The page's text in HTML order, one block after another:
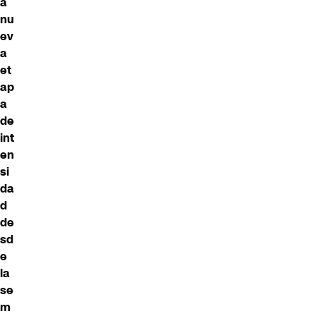
nu
ev
a
et
ap
a
de
int
en
si
da
d
de
sd
e
la
se
m